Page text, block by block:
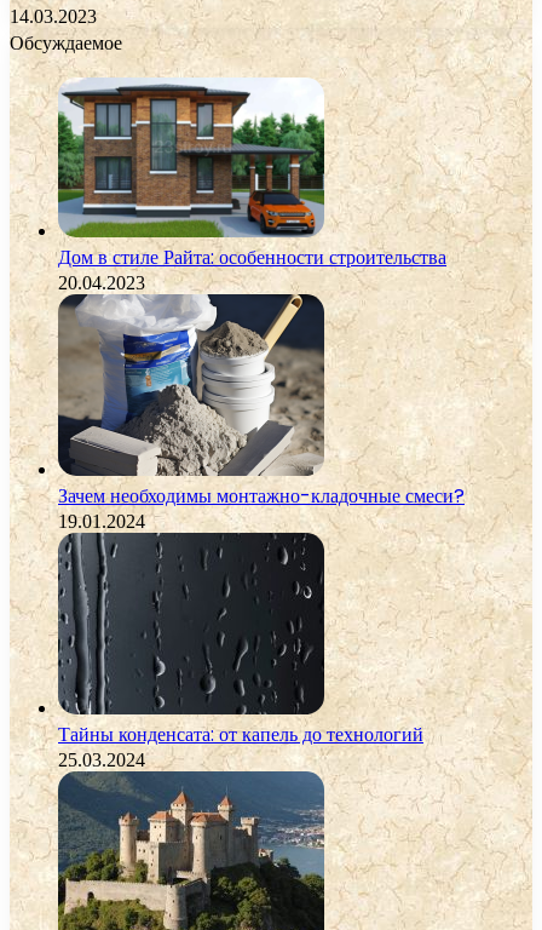
14.03.2023
Обсуждаемое
Дом в стиле Райта: особенности строительства
20.04.2023
Зачем необходимы монтажно-кладочные смеси?
19.01.2024
Тайны конденсата: от капель до технологий
25.03.2024